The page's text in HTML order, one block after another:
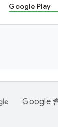
Google Play
Google